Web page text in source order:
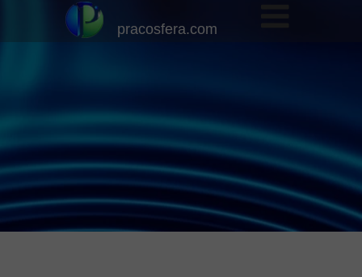
pracosfera.com